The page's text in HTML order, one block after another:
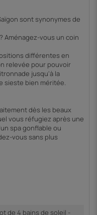
sont synonymes de
? Aménagez-vous un coin
différentes en
relevée pour pouvoir
jusqu'à la
sieste bien méritée.
dès les beaux
vous réfugiez après une
spa gonflable ou
vous sans plus
de 4 bains de soleil -